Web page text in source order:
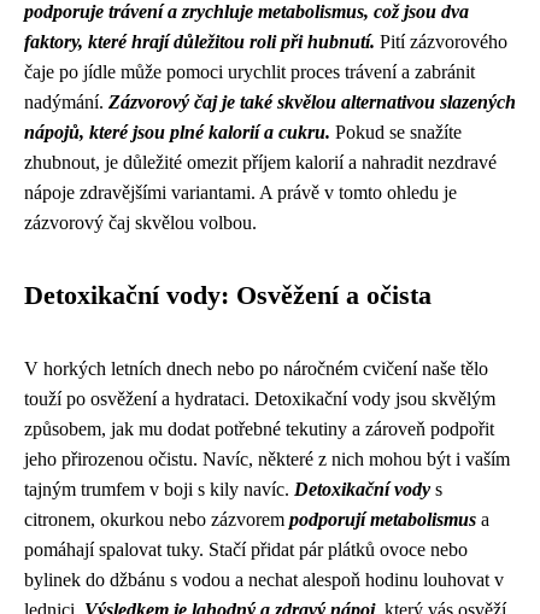
podporuje trávení a zrychluje metabolismus, což jsou dva
faktory, které hrají důležitou roli při hubnutí. Pití zázvorového
čaje po jídle může pomoci urychlit proces trávení a zabránit
nadýmání. Zázvorový čaj je také skvělou alternativou slazených
nápojů, které jsou plné kalorií a cukru. Pokud se snažíte
zhubnout, je důležité omezit příjem kalorií a nahradit nezdravé
nápoje zdravějšími variantami. A právě v tomto ohledu je
zázvorový čaj skvělou volbou.
Detoxikační vody: Osvěžení a očista
V horkých letních dnech nebo po náročném cvičení naše tělo
touží po osvěžení a hydrataci. Detoxikační vody jsou skvělým
způsobem, jak mu dodat potřebné tekutiny a zároveň podpořit
jeho přirozenou očistu. Navíc, některé z nich mohou být i vaším
tajným trumfem v boji s kily navíc. Detoxikační vody s
citronem, okurkou nebo zázvorem podporují metabolismus a
pomáhají spalovat tuky. Stačí přidat pár plátků ovoce nebo
bylinek do džbánu s vodou a nechat alespoň hodinu louhovat v
lednici. Výsledkem je lahodný a zdravý nápoj, který vás osvěží,